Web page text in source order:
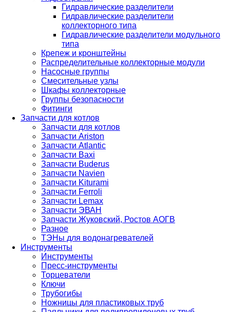
Гидравлические разделители
Гидравлические разделители
коллекторного типа
Гидравлические разделители модульного
типа
Крепеж и кронштейны
Распределительные коллекторные модули
Насосные группы
Смесительные узлы
Шкафы коллекторные
Группы безопасности
Фитинги
Запчасти для котлов
Запчасти для котлов
Запчасти Ariston
Запчасти Atlantic
Запчасти Baxi
Запчасти Buderus
Запчасти Navien
Запчасти Kiturami
Запчасти Ferroli
Запчасти Lemax
Запчасти ЭВАН
Запчасти Жуковский, Ростов АОГВ
Разное
ТЭНы для водонагревателей
Инструменты
Инструменты
Пресс-инструменты
Торцеватели
Ключи
Трубогибы
Ножницы для пластиковых труб